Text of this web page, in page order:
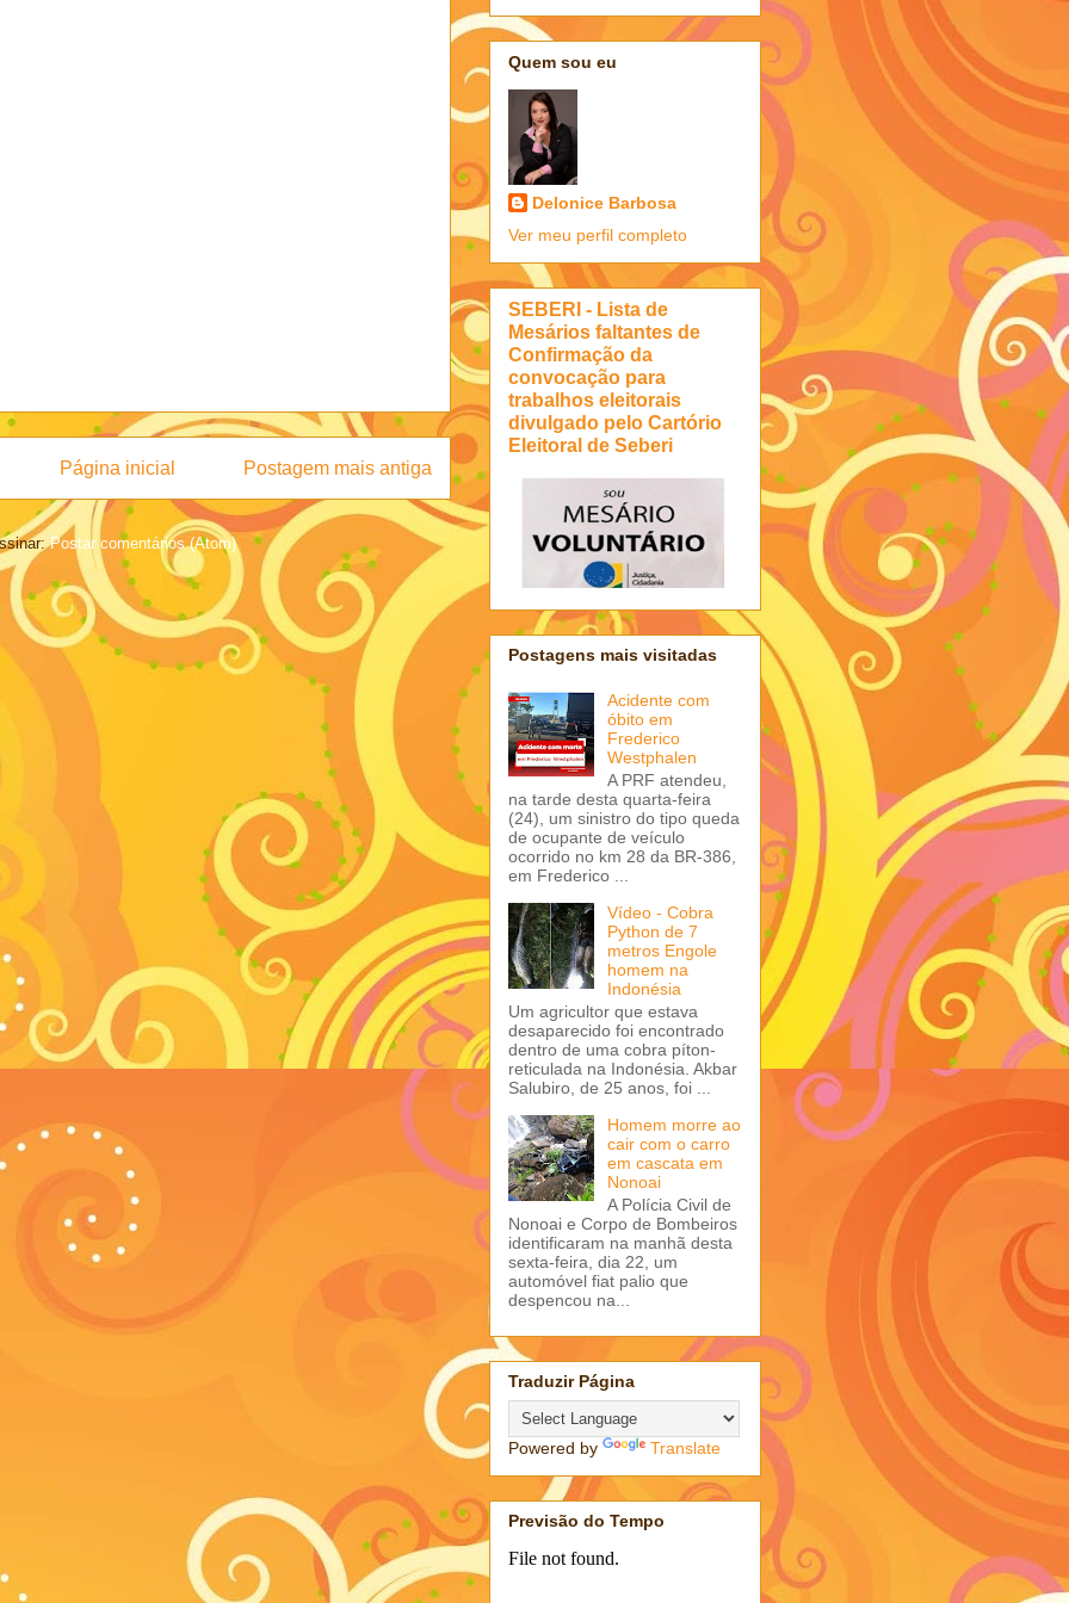
Postagem mais antiga
Página inicial
Postar comentários (Atom)
Quem sou eu
Delonice Barbosa
Ver meu perfil completo
SEBERI - Lista de
Mesários faltantes de
Confirmação da
convocação para
trabalhos eleitorais
divulgado pelo Cartório
Eleitoral de Seberi
Postagens mais visitadas
Acidente com
óbito em
Frederico
Westphalen
A PRF atendeu,
na tarde desta quarta-feira
(24), um sinistro do tipo queda
de ocupante de veículo
ocorrido no km 28 da BR-386,
em Frederico ...
Vídeo - Cobra
Python de 7
metros Engole
homem na
Indonésia
Um agricultor que estava
desaparecido foi encontrado
dentro de uma cobra píton-
reticulada na Indonésia. Akbar
Salubiro, de 25 anos, foi ...
Homem morre ao
cair com o carro
em cascata em
Nonoai
A Polícia Civil de
Nonoai e Corpo de Bombeiros
identificaram na manhã desta
sexta-feira, dia 22, um
automóvel fiat palio que
despencou na...
Traduzir Página
Powered by Translate
Previsão do Tempo